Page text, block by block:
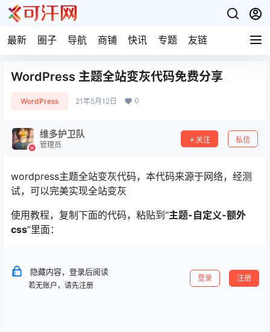
最新 圈子 导航 商铺 快讯 专题 友链
WordPress 主题全站变灰代码免费分享
WordPress 21年5月12日 0
维多护卫队
管理员
关注 私信
wordpress主题全站变灰代码，本代码来源于网络，经测
试，可以完美实现全站变灰
使用教程，复制下面的代码，粘贴到“主题-自定义-额外
css”里面：
隐藏内容，登录后阅读
若无账户，请先注册
登录 注册